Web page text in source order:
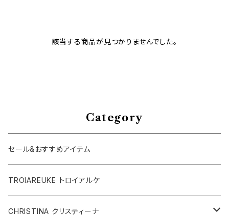
該当する商品が見つかりませんでした。
Category
セール&おすすめアイテム
TROIAREUKE トロイアルケ
CHRISTINA クリスティーナ